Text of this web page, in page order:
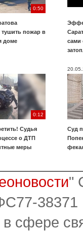
0:50
пожар в
доме
сами
0:12
Судья
о ДТП
меры
Суд
"
38371
сфере